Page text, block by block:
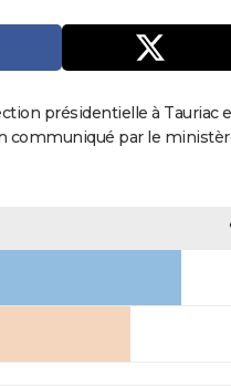
présidentielle à Tauriac
communiqué par le